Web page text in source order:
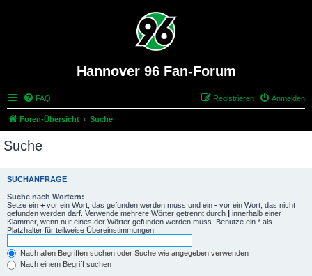
Hannover 96 Fan-Forum
FAQ Anmelden
Registrieren
Foren-Übersicht Suche
Suche
SUCHANFRAGE
Suche nach Wörtern:
Setze ein + vor ein Wort, das gefunden werden muss und ein - vor ein Wort, das nicht
gefunden werden darf. Verwende mehrere Wörter getrennt durch | innerhalb einer
Klammer, wenn nur eines der Wörter gefunden werden muss. Benutze ein * als
Platzhalter für teilweise Übereinstimmungen.
Nach allen Begriffen suchen oder Suche wie angegeben verwenden
Nach einem Begriff suchen